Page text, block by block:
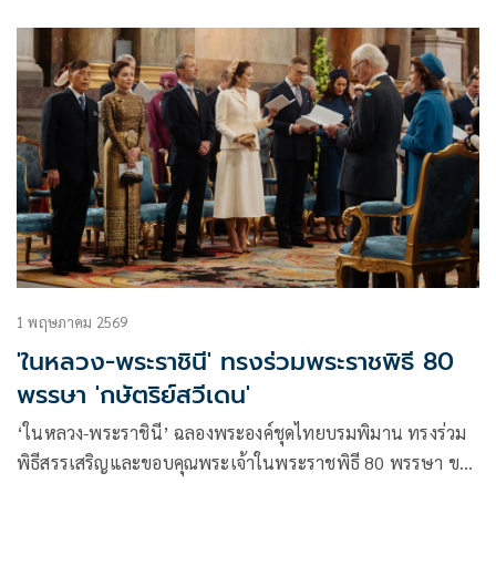
1 พฤษภาคม 2569
'ในหลวง-พระราชินี' ทรงร่วมพระราชพิธี 80
พรรษา 'กษัตริย์สวีเดน'
‘ในหลวง-พระราชินี’ ฉลองพระองค์ชุดไทยบรมพิมาน ทรงร่วม
พิธีสรรเสริญและขอบคุณพระเจ้าในพระราชพิธี 80 พรรษา ของ